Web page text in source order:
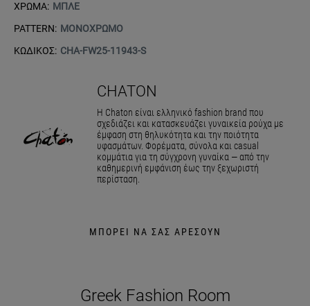
ΧΡΩΜΑ: ΜΠΛΕ
PATTERN: ΜΟΝΟΧΡΩΜΟ
ΚΩΔΙΚΟΣ: CHA-FW25-11943-S
CHATON
Η Chaton είναι ελληνικό fashion brand που
σχεδιάζει και κατασκευάζει γυναικεία ρούχα με
έμφαση στη θηλυκότητα και την ποιότητα
υφασμάτων. Φορέματα, σύνολα και casual
κομμάτια για τη σύγχρονη γυναίκα — από την
καθημερινή εμφάνιση έως την ξεχωριστή
περίσταση.
ΜΠΟΡΕΙ ΝΑ ΣΑΣ ΑΡΕΣΟΥΝ
Greek Fashion Room